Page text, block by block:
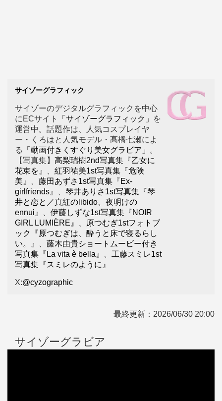
サイゾーグラフィック
サイゾーのデジタルグラフィックを中心
にECサイト
「サイゾーグラフィック」
を
運営中。話題作は、人気コスプレイヤ
ー・くろはと人気モデル・髙橋七瀬によ
る
「動画付きくすぐり美女グラビア」
。
【写真集】 高梨瑞樹2nd写真集『乙女に
花束を』
紅羽祐美1st写真集『危険
美』
藤田あずさ1st写真集『Ex-
girlfriends』
琴井ありさ1st写真集『琴
井と恋と／真紅のlibido、夜明けの
ennui』
伊藤しずな1st写真集『NOIR
GIRL LUMIÈRE』
原つむぎ1stフォトブ
ック『原つむぎは、酔うと床で寝るらし
い。』
藤木由貴ショートムービー付き
写真集『La vita è bella』
工藤スミレ1st
写真集『スミレのように』
X:@cyzographic
最終更新： 2026/06/30 20:00
サイゾーグラビア